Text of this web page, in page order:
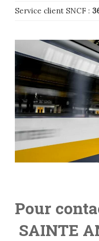
Service client SNCF :
Pour
SAINTE